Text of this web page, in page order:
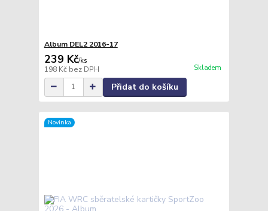
Album DEL2 2016-17
239 Kč/ks
198 Kč bez DPH Skladem
Přidat do košíku
Novinka